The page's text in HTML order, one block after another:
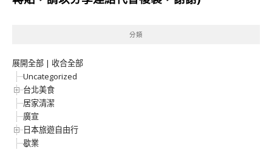
分類
展開全部 | 收合全部
Uncategorized
台北美食
居家清潔
廣宣
日本旅遊自由行
歇業